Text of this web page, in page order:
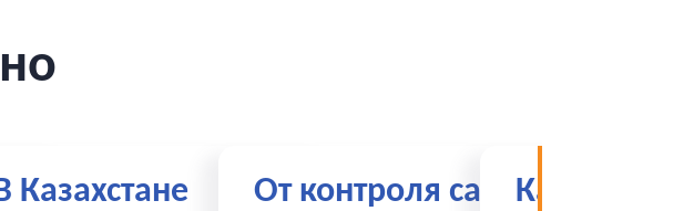
Казахстане
От контроля сахара